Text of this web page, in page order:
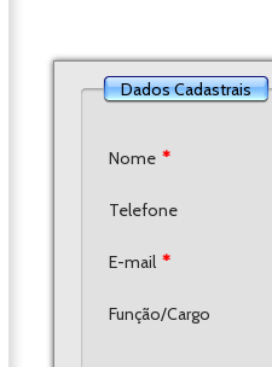
Dados Cadastrais
Nome *
Telefone
E-mail *
Função/Cargo